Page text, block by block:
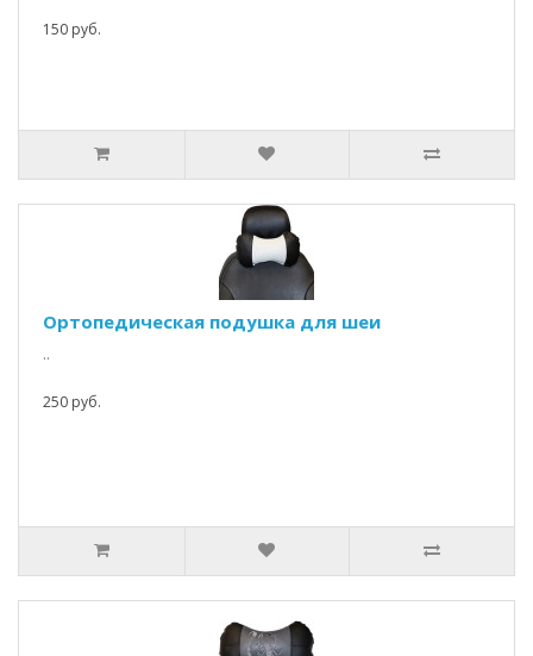
150 руб.
Ортопедическая подушка для шеи
..
250 руб.